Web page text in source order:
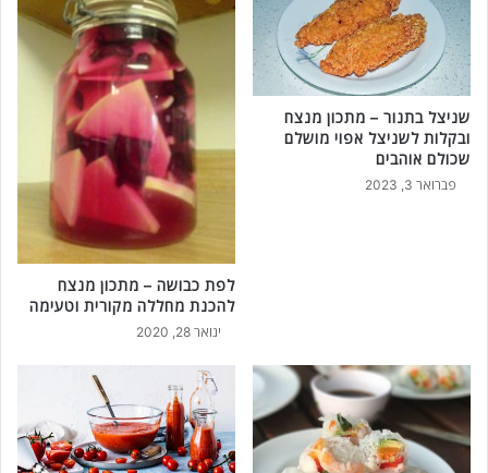
שניצל בתנור – מתכון מנצח
ובקלות לשניצל אפוי מושלם
שכולם אוהבים
פברואר 3, 2023
לפת כבושה – מתכון מנצח
להכנת מחללה מקורית וטעימה
ינואר 28, 2020